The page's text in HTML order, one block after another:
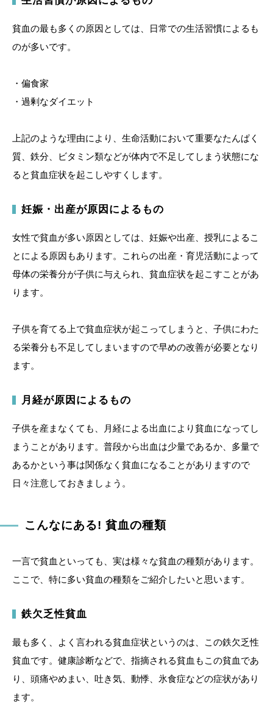
貧血の最も多くの原因としては、日常での生活習慣によるも
のが多いです。
・偏食家
・過剰なダイエット
上記のような理由により、生命活動において重要なたんぱく
質、鉄分、ビタミン類などが体内で不足してしまう状態にな
ると貧血症状を起こしやすくします。
妊娠・出産が原因によるもの
女性で貧血が多い原因としては、妊娠や出産、授乳によるこ
とによる原因もあります。これらの出産・育児活動によって
母体の栄養分が子供に与えられ、貧血症状を起こすことがあ
ります。
子供を育てる上で貧血症状が起こってしまうと、子供にわた
る栄養分も不足してしまいますので早めの改善が必要となり
ます。
月経が原因によるもの
子供を産まなくても、月経による出血により貧血になってし
まうことがあります。普段から出血は少量であるか、多量で
あるかという事は関係なく貧血になることがありますので
日々注意しておきましょう。
こんなにある! 貧血の種類
一言で貧血といっても、実は様々な貧血の種類があります。
ここで、特に多い貧血の種類をご紹介したいと思います。
鉄欠乏性貧血
最も多く、よく言われる貧血症状というのは、この鉄欠乏性
貧血です。健康診断などで、指摘される貧血もこの貧血であ
り、頭痛やめまい、吐き気、動悸、氷食症などの症状があり
ます。